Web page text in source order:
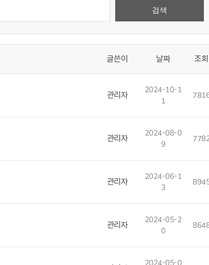
글쓴이 날짜 조회
관리자
2024-10-1
1
관리자
2024-08-0
9
관리자
2024-06-1
3
관리자
2024-05-2
0
2024-05-0